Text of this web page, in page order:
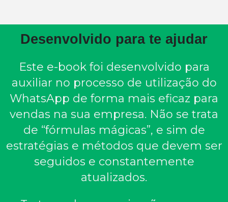
Desenvolvido para te ajudar
Este e-book foi desenvolvido para
auxiliar no processo de utilização do
WhatsApp de forma mais eficaz para
vendas na sua empresa. Não se trata
de “fórmulas mágicas”, e sim de
estratégias e métodos que devem ser
seguidos e constantemente
atualizados.